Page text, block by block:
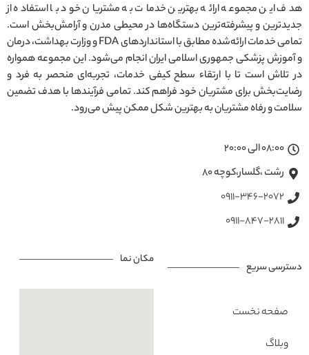
هدف این مجموعه ارائه بهترین خدمات به مشتریان خود با استفاده از
جدیدترین و پیشرفته‌ترین دستگاه‌ها در محیطی مدرن و آرامش‌بخش است.
تمامی خدمات ارائه‌شده مطابق با استانداردهای FDA و وزارت بهداشت، درمان
و آموزش پزشکی جمهوری اسلامی ایران انجام می‌شود. این مجموعه همواره
در تلاش است تا با ارتقاء سطح کیفی خدمات، تجربه‌ای منحصر به فرد و
رضایت‌بخش برای مشتریان خود فراهم کند. تمامی فرآیندها با هدف تضمین
سلامت و رفاه مشتریان به بهترین شکل ممکن پیش می‌رود.
08:00 الی 20:00
رشت ،گلسار،کوچه ۸۰
0911-346-2072
0911-847-2811
دسترسی سریع
صفحه نخست
وبلاگ
مکان نما